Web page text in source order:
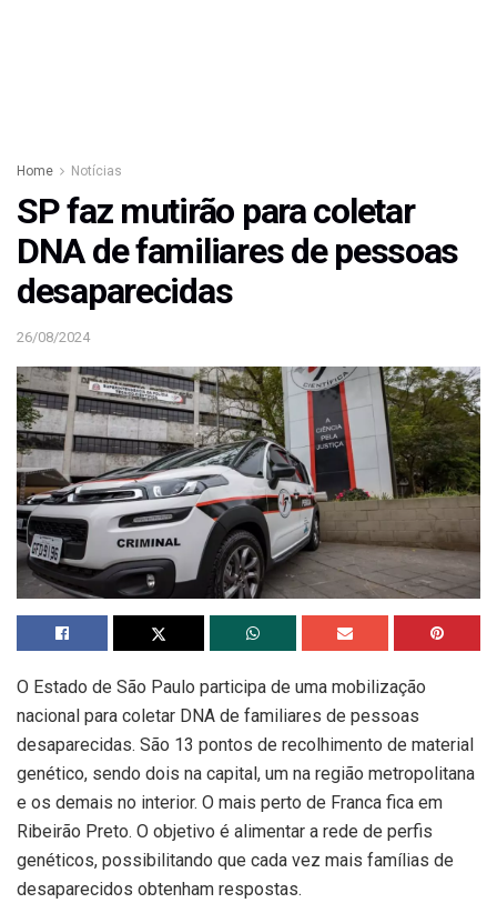
Home Notícias
SP faz mutirão para coletar
DNA de familiares de pessoas
desaparecidas
26/08/2024
O Estado de São Paulo participa de uma mobilização
nacional para coletar DNA de familiares de pessoas
desaparecidas. São 13 pontos de recolhimento de material
genético, sendo dois na capital, um na região metropolitana
e os demais no interior. O mais perto de Franca fica em
Ribeirão Preto. O objetivo é alimentar a rede de perfis
genéticos, possibilitando que cada vez mais famílias de
desaparecidos obtenham respostas.